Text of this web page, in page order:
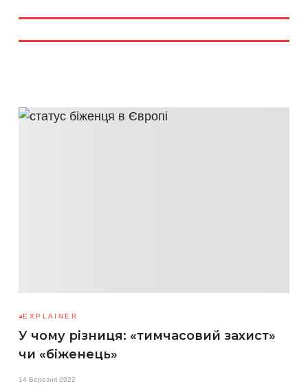
EXPLAINER
У чому різниця: «тимчасовий захист»
чи «біженець»
14 Березня 2022